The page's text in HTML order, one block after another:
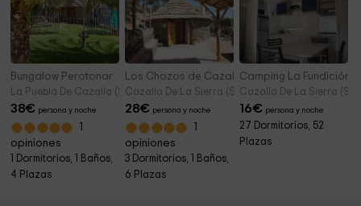
Bungalow Perotonar
La Puebla De Cazalla (Sevilla)
38€ persona y noche
opiniones
1 Dormitorios, 1 Baños,
4 Plazas
Los Chozos de Cazalla
Cazalla De La Sierra (Sevilla)
28€ persona y noche
opiniones
3 Dormitorios, 1 Baños,
6 Plazas
Camping La Fundición
Cazalla De La Sierra
16€ persona y noche
27 Dormitorios, 52
Plazas